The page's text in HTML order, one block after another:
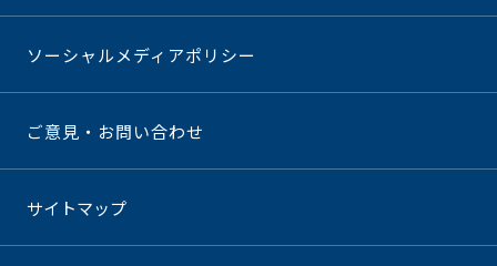
ソーシャルメディアポリシー
ご意見・お問い合わせ
サイトマップ